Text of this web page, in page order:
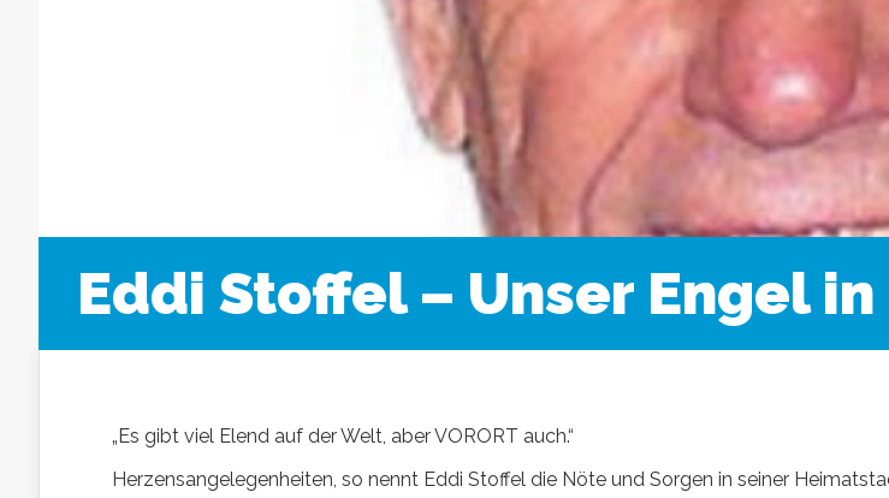
Eddi Stoffel – Unser Engel
„Es gibt viel Elend auf der Welt, aber VORORT auch.“
Herzensangelegenheiten, so nennt Eddi Stoffel die Nöte und Sorgen in seiner